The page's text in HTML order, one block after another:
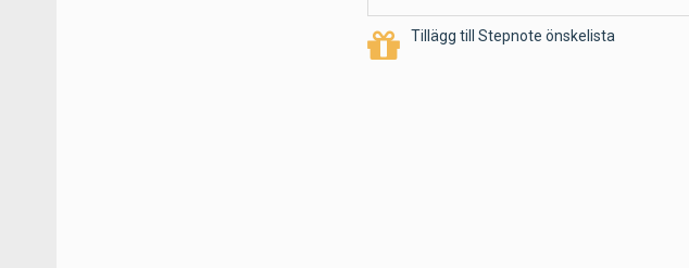
Tillägg till Stepnote önskelista